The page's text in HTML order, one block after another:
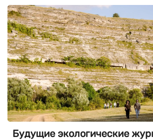
Будущие экологические